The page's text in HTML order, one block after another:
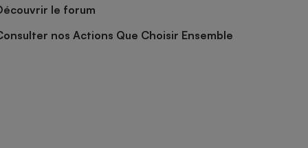
le forum
nos Actions Que Choisir Ensemble